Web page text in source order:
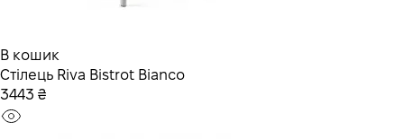
В кошик
Стілець Riva Bistrot Bianco
3443 ₴